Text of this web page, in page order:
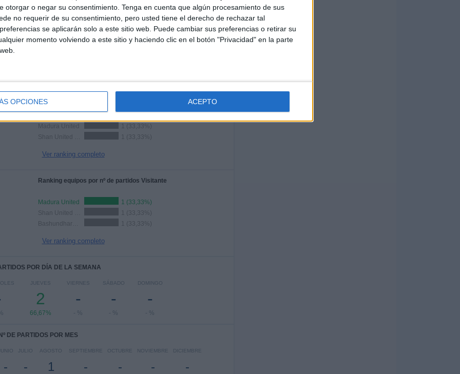
otorgar o negar su consentimiento. Tenga en cuenta que algún procesamiento de sus
no requerir de su consentimiento, pero usted tiene el derecho de rechazar tal
se aplicarán solo a este sitio web. Puede cambiar sus preferencias o retirar su
momento volviendo a este sitio y haciendo clic en el botón "Privacidad" en la parte
OPCIONES ACEPTO
100%
TOTAL
2
TOTAL
6
Tainan City
Svay Rieng FC
Madura United
1 (33,33%)
1 (33,33%)
Ver ranking completo
Ranking equipos por nº de partidos Visitante
Madura United
1 (33,33%)
1 (33,33%)
1 (33,33%)
Ver ranking completo
POR DÍA DE LA SEMANA
JUEVES
2
66,67%
VIERNES
-
- %
SÁBADO
-
- %
DOMINGO
-
- %
Nº DE PARTIDOS POR MES
JUNIO
-
JULIO
-
AGOSTO
1
SEPTIEMBRE
-
OCTUBRE
-
NOVIEMBRE
-
DICIEMBRE
-